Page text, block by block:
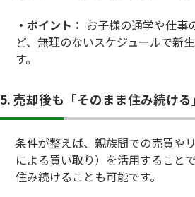
・ポイント： お子様の通学や仕事
ど、無理のないスケジュールで新
す。
5. 売却後も「そのまま住み続け
条件が整えば、親族間での売買や
による買い取り）を活用すること
住み続けることも可能です。